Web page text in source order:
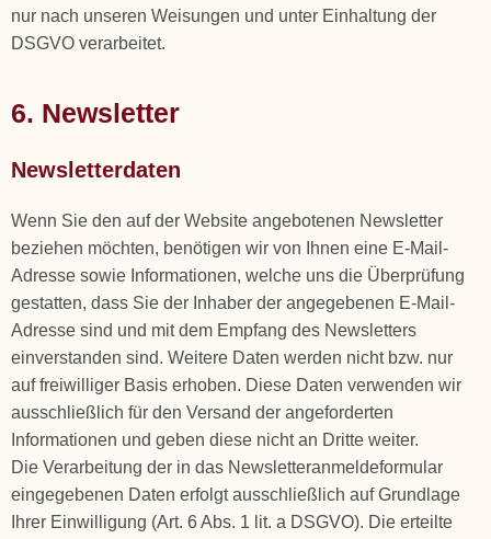
nur nach unseren Weisungen und unter Einhaltung der
DSGVO verarbeitet.
6. Newsletter
Newsletterdaten
Wenn Sie den auf der Website angebotenen Newsletter
beziehen möchten, benötigen wir von Ihnen eine E-Mail-
Adresse sowie Informationen, welche uns die Überprüfung
gestatten, dass Sie der Inhaber der angegebenen E-Mail-
Adresse sind und mit dem Empfang des Newsletters
einverstanden sind. Weitere Daten werden nicht bzw. nur
auf freiwilliger Basis erhoben. Diese Daten verwenden wir
ausschließlich für den Versand der angeforderten
Informationen und geben diese nicht an Dritte weiter.
Die Verarbeitung der in das Newsletteranmeldeformular
eingegebenen Daten erfolgt ausschließlich auf Grundlage
Ihrer Einwilligung (Art. 6 Abs. 1 lit. a DSGVO). Die erteilte